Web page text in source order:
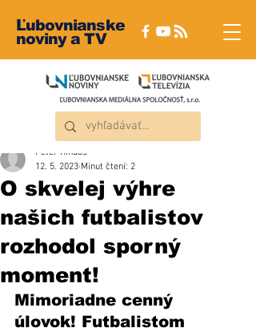
Ľubovnianske
noviny a TV
O skvelej výhre
našich futbalistov
rozhodol sporný
moment!
Peter Rindoš
12. 5. 2023 Minut čtení: 2
Mimoriadne cenný
úlovok! Futbalistom